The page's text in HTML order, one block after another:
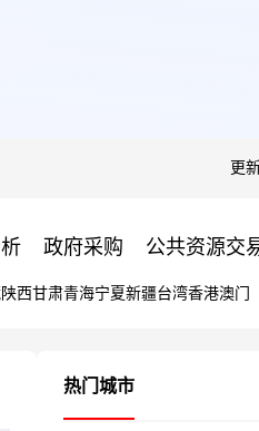
更
政府采购 公共资源交
陕西甘肃青海宁夏新疆台湾香港澳门
热门城市